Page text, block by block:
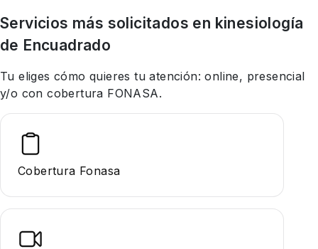
Servicios más solicitados en kinesiología
de Encuadrado
Tu eliges cómo quieres tu atención: online, presencial
y/o con cobertura FONASA.
Cobertura Fonasa